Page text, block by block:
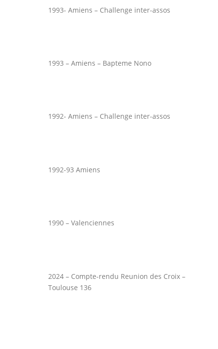
1993- Amiens – Challenge inter-assos
1993 – Amiens – Bapteme Nono
1992- Amiens – Challenge inter-assos
1992-93 Amiens
1990 – Valenciennes
2024 – Compte-rendu Reunion des Croix –
Toulouse 136